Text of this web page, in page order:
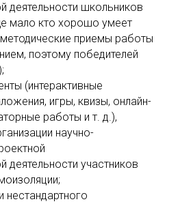
деятельности школьников
мало кто хорошо умеет
приемы работы
поэтому победителей
(интерактивные
игры, квизы, онлайн-
работы и т. д.),
научно-
деятельности участников
нестандартного